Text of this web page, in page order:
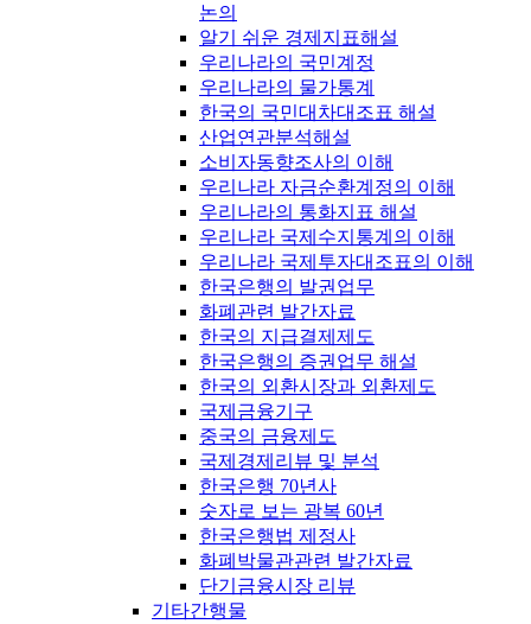
논의
알기 쉬운 경제지표해설
우리나라의 국민계정
우리나라의 물가통계
한국의 국민대차대조표 해설
산업연관분석해설
소비자동향조사의 이해
우리나라 자금순환계정의 이해
우리나라의 통화지표 해설
우리나라 국제수지통계의 이해
우리나라 국제투자대조표의 이해
한국은행의 발권업무
화폐관련 발간자료
한국의 지급결제제도
한국은행의 증권업무 해설
한국의 외환시장과 외환제도
국제금융기구
중국의 금융제도
국제경제리뷰 및 분석
한국은행 70년사
숫자로 보는 광복 60년
한국은행법 제정사
화폐박물관관련 발간자료
단기금융시장 리뷰
기타간행물